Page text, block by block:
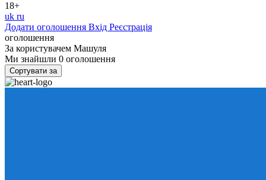
18+
uk ru
Додати оголошення Вхід Реєстрація
оголошення
За користувачем Машуля
Ми знайшли 0 оголошення
Сортувати за